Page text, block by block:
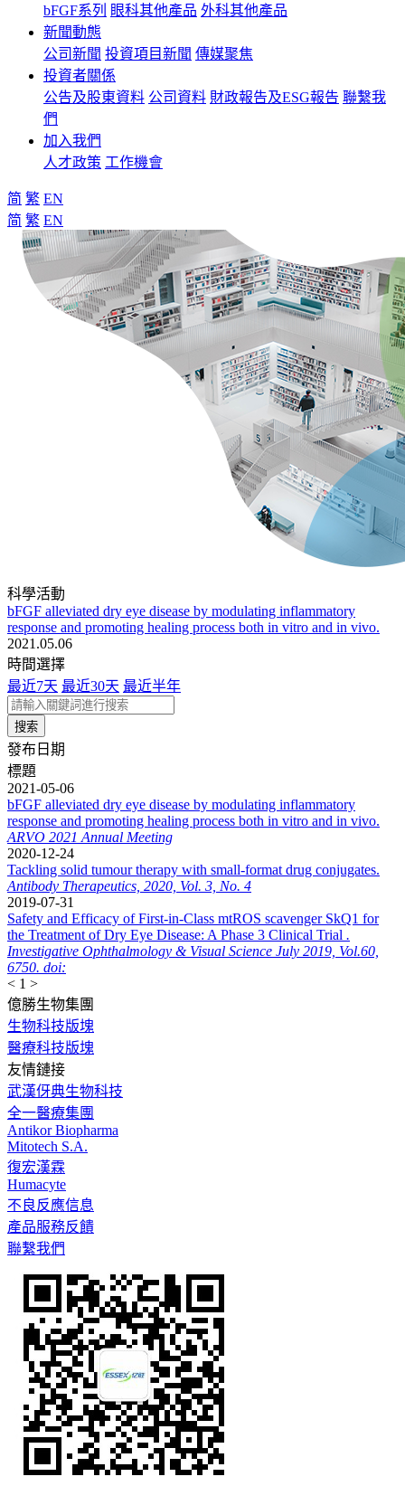
bFGF系列 眼科其他產品 外科其他產品
新聞動態
公司新聞 投資項目新聞 傳媒聚焦
投資者關係
公告及股東資料 公司資料 財政報告及ESG報告 聯繫我
們
加入我們
人才政策 工作機會
简 繁 EN
简 繁 EN
科學活動
bFGF alleviated dry eye disease by modulating inflammatory
response and promoting healing process both in vitro and in vivo.
2021.05.06
時間選擇
最近7天 最近30天 最近半年
發布日期
標題
2021-05-06
bFGF alleviated dry eye disease by modulating inflammatory
response and promoting healing process both in vitro and in vivo.
ARVO 2021 Annual Meeting
2020-12-24
Tackling solid tumour therapy with small-format drug conjugates.
Antibody Therapeutics, 2020, Vol. 3, No. 4
2019-07-31
Safety and Efficacy of First-in-Class mtROS scavenger SkQ1 for
the Treatment of Dry Eye Disease: A Phase 3 Clinical Trial .
Investigative Ophthalmology & Visual Science July 2019, Vol.60,
6750. doi:
< 1 >
億勝生物集團
生物科技版塊
醫療科技版塊
友情鏈接
武漢伢典生物科技
全一醫療集團
Antikor Biopharma
Mitotech S.A.
復宏漢霖
Humacyte
不良反應信息
產品服務反饋
聯繫我們